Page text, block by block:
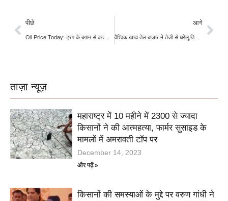
पीछे
Oil Price Today: ट्रंप के बयान से कच्चा तेल 5% टूटा, ब्रेंट $105 के करीब
आगे
वैश्विक खाद्य तेल बाजार में तेजी से घरेलू तिलहन क्षेत्र को मिला सहारा; सरसों ₹7000 के पार
ताज़ा न्यूज़
महाराष्ट्र में 10 महीने में 2300 से ज्यादा
किसानों ने की आत्महत्या, फार्मर सुसाइड के
मामलों में अमरावती टॉप पर
December 14, 2023
और पढ़ें »
किसानों की समस्याओं के मुद्दे पर वरुण गांधी ने